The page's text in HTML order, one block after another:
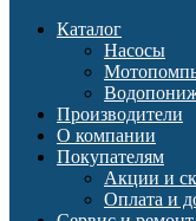
Каталог
Насосы
Производители
О компании
Покупателям
Акции и
Оплата и